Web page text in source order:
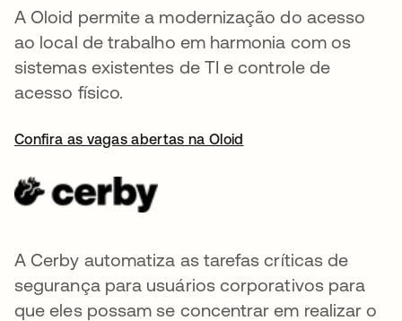
A Oloid permite a modernização do acesso
ao local de trabalho em harmonia com os
sistemas existentes de TI e controle de
acesso físico.
Confira as vagas abertas na Oloid
A Cerby automatiza as tarefas críticas de
segurança para usuários corporativos para
que eles possam se concentrar em realizar o